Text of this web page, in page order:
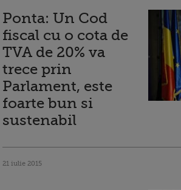
Ponta: Un Cod
fiscal cu o cota de
TVA de 20% va
trece prin
Parlament, este
foarte bun si
sustenabil
21 iulie 2015